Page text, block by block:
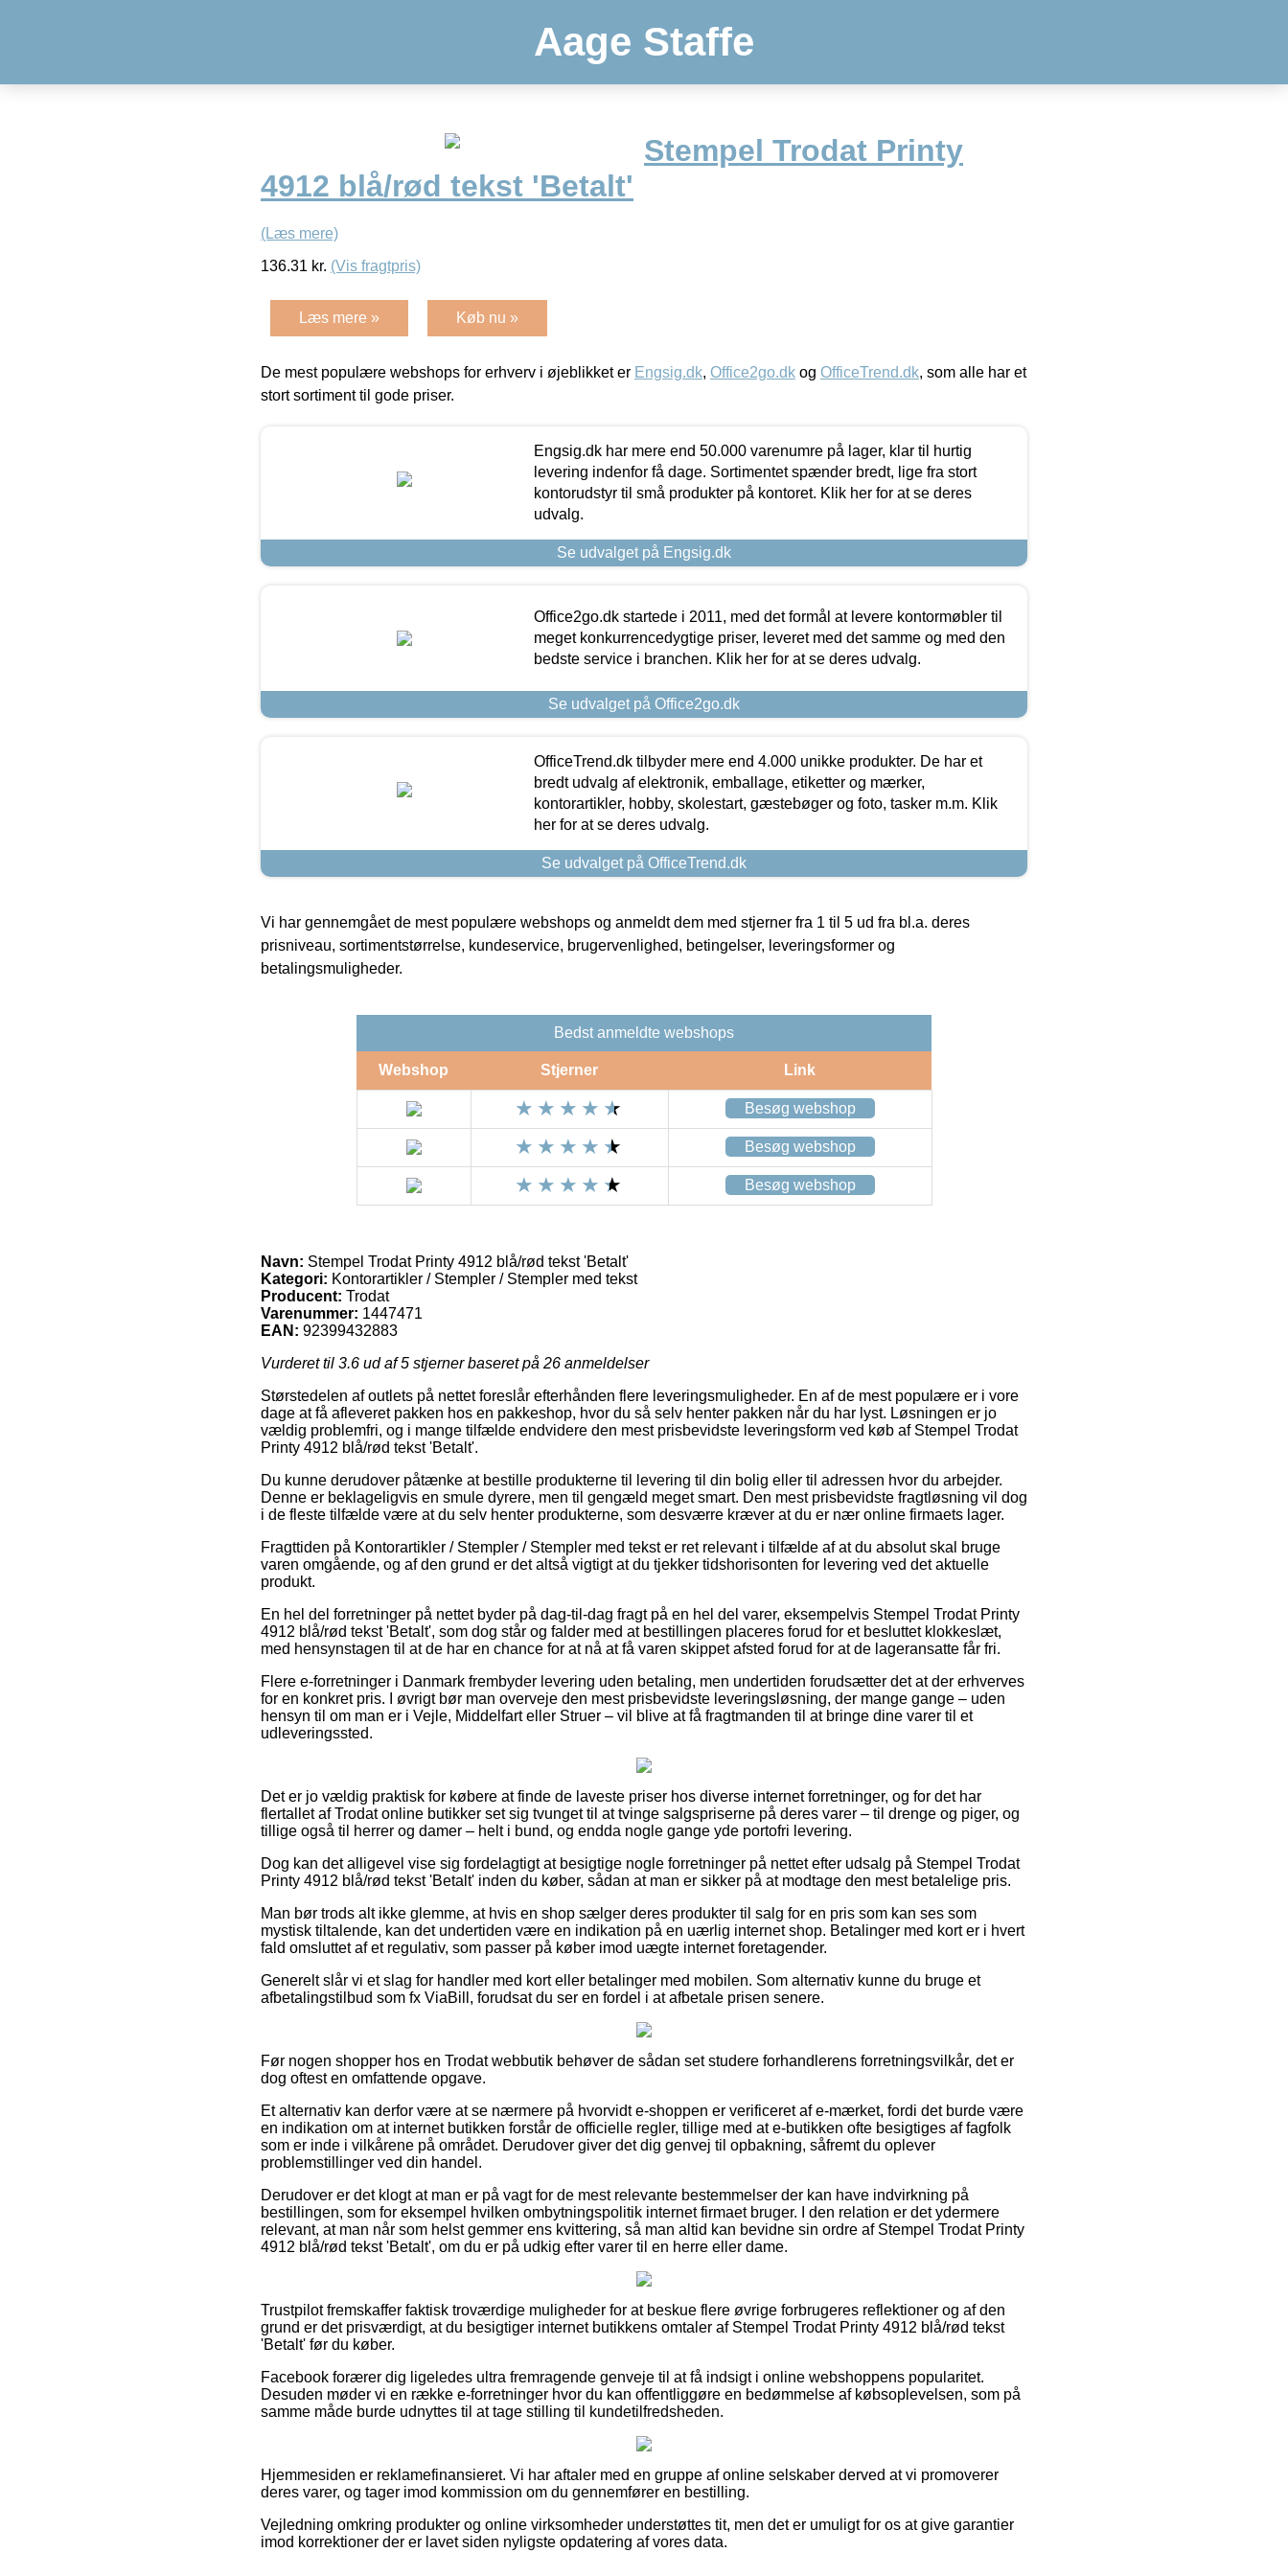
Aage Staffe
Stempel Trodat Printy
4912 blå/rød tekst 'Betalt'
(Læs mere)
136.31 kr. (Vis fragtpris)
Læs mere » Køb nu »
De mest populære webshops for erhverv i øjeblikket er Engsig.dk, Office2go.dk og OfficeTrend.dk, som alle har et
stort sortiment til gode priser.
Engsig.dk har mere end 50.000 varenumre på lager, klar til hurtig
levering indenfor få dage. Sortimentet spænder bredt, lige fra stort
kontorudstyr til små produkter på kontoret. Klik her for at se deres
udvalg.
Se udvalget på Engsig.dk
Office2go.dk startede i 2011, med det formål at levere kontormøbler til
meget konkurrencedygtige priser, leveret med det samme og med den
bedste service i branchen. Klik her for at se deres udvalg.
Se udvalget på Office2go.dk
OfficeTrend.dk tilbyder mere end 4.000 unikke produkter. De har et
bredt udvalg af elektronik, emballage, etiketter og mærker,
kontorartikler, hobby, skolestart, gæstebøger og foto, tasker m.m. Klik
her for at se deres udvalg.
Se udvalget på OfficeTrend.dk
Vi har gennemgået de mest populære webshops og anmeldt dem med stjerner fra 1 til 5 ud fra bl.a. deres
prisniveau, sortimentstørrelse, kundeservice, brugervenlighed, betingelser, leveringsformer og
betalingsmuligheder.
Bedst anmeldte webshops
Webshop Stjerner Link
Besøg webshop
Besøg webshop
Besøg webshop
Navn: Stempel Trodat Printy 4912 blå/rød tekst 'Betalt'
Kategori: Kontorartikler / Stempler / Stempler med tekst
Producent: Trodat
Varenummer: 1447471
EAN: 92399432883
Vurderet til 3.6 ud af 5 stjerner baseret på 26 anmeldelser
Størstedelen af outlets på nettet foreslår efterhånden flere leveringsmuligheder. En af de mest populære er i vore
dage at få afleveret pakken hos en pakkeshop, hvor du så selv henter pakken når du har lyst. Løsningen er jo
vældig problemfri, og i mange tilfælde endvidere den mest prisbevidste leveringsform ved køb af Stempel Trodat
Printy 4912 blå/rød tekst 'Betalt'.
Du kunne derudover påtænke at bestille produkterne til levering til din bolig eller til adressen hvor du arbejder.
Denne er beklageligvis en smule dyrere, men til gengæld meget smart. Den mest prisbevidste fragtløsning vil dog
i de fleste tilfælde være at du selv henter produkterne, som desværre kræver at du er nær online firmaets lager.
Fragttiden på Kontorartikler / Stempler / Stempler med tekst er ret relevant i tilfælde af at du absolut skal bruge
varen omgående, og af den grund er det altså vigtigt at du tjekker tidshorisonten for levering ved det aktuelle
produkt.
En hel del forretninger på nettet byder på dag-til-dag fragt på en hel del varer, eksempelvis Stempel Trodat Printy
4912 blå/rød tekst 'Betalt', som dog står og falder med at bestillingen placeres forud for et besluttet klokkeslæt,
med hensynstagen til at de har en chance for at nå at få varen skippet afsted forud for at de lageransatte får fri.
Flere e-forretninger i Danmark frembyder levering uden betaling, men undertiden forudsætter det at der erhverves
for en konkret pris. I øvrigt bør man overveje den mest prisbevidste leveringsløsning, der mange gange – uden
hensyn til om man er i Vejle, Middelfart eller Struer – vil blive at få fragtmanden til at bringe dine varer til et
udleveringssted.
Det er jo vældig praktisk for købere at finde de laveste priser hos diverse internet forretninger, og for det har
flertallet af Trodat online butikker set sig tvunget til at tvinge salgspriserne på deres varer – til drenge og piger, og
tillige også til herrer og damer – helt i bund, og endda nogle gange yde portofri levering.
Dog kan det alligevel vise sig fordelagtigt at besigtige nogle forretninger på nettet efter udsalg på Stempel Trodat
Printy 4912 blå/rød tekst 'Betalt' inden du køber, sådan at man er sikker på at modtage den mest betalelige pris.
Man bør trods alt ikke glemme, at hvis en shop sælger deres produkter til salg for en pris som kan ses som
mystisk tiltalende, kan det undertiden være en indikation på en uærlig internet shop. Betalinger med kort er i hvert
fald omsluttet af et regulativ, som passer på køber imod uægte internet foretagender.
Generelt slår vi et slag for handler med kort eller betalinger med mobilen. Som alternativ kunne du bruge et
afbetalingstilbud som fx ViaBill, forudsat du ser en fordel i at afbetale prisen senere.
Før nogen shopper hos en Trodat webbutik behøver de sådan set studere forhandlerens forretningsvilkår, det er
dog oftest en omfattende opgave.
Et alternativ kan derfor være at se nærmere på hvorvidt e-shoppen er verificeret af e-mærket, fordi det burde være
en indikation om at internet butikken forstår de officielle regler, tillige med at e-butikken ofte besigtiges af fagfolk
som er inde i vilkårene på området. Derudover giver det dig genvej til opbakning, såfremt du oplever
problemstillinger ved din handel.
Derudover er det klogt at man er på vagt for de mest relevante bestemmelser der kan have indvirkning på
bestillingen, som for eksempel hvilken ombytningspolitik internet firmaet bruger. I den relation er det ydermere
relevant, at man når som helst gemmer ens kvittering, så man altid kan bevidne sin ordre af Stempel Trodat Printy
4912 blå/rød tekst 'Betalt', om du er på udkig efter varer til en herre eller dame.
Trustpilot fremskaffer faktisk troværdige muligheder for at beskue flere øvrige forbrugeres reflektioner og af den
grund er det prisværdigt, at du besigtiger internet butikkens omtaler af Stempel Trodat Printy 4912 blå/rød tekst
'Betalt' før du køber.
Facebook forærer dig ligeledes ultra fremragende genveje til at få indsigt i online webshoppens popularitet.
Desuden møder vi en række e-forretninger hvor du kan offentliggøre en bedømmelse af købsoplevelsen, som på
samme måde burde udnyttes til at tage stilling til kundetilfredsheden.
Hjemmesiden er reklamefinansieret. Vi har aftaler med en gruppe af online selskaber derved at vi promoverer
deres varer, og tager imod kommission om du gennemfører en bestilling.
Vejledning omkring produkter og online virksomheder understøttes tit, men det er umuligt for os at give garantier
imod korrektioner der er lavet siden nyligste opdatering af vores data.